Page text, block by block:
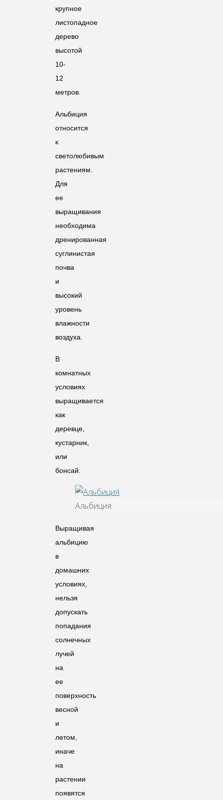
крупное
листопадное
дерево
высотой
10-
12
метров.
Альбиция
относится
к
светолюбивым
растениям.
Для
ее
выращивания
необходима
дренированная
суглинистая
почва
и
высокий
уровень
влажности
воздуха.
В
комнатных
условиях
выращивается
как
деревце,
кустарник,
или
бонсай.
Альбиция
Выращивая
альбицию
в
домашних
условиях,
нельзя
допускать
попадания
солнечных
лучей
на
ее
поверхность
весной
и
летом,
иначе
на
растении
появятся